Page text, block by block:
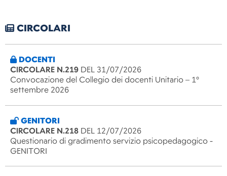
CIRCOLARI
DOCENTI
CIRCOLARE N.219 DEL 31/07/2026
Convocazione del Collegio dei docenti Unitario – 1°
settembre 2026
GENITORI
CIRCOLARE N.218 DEL 12/07/2026
Questionario di gradimento servizio psicopedagogico -
GENITORI